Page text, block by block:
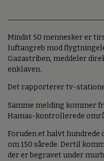
Mindst 50 mennesker er
luftangreb mod
Gazastriben, meddeler
enklaven.
Det rapporterer tv-
Samme melding kommer
Hamas-kontrollerede
Foruden et halvt
om 150 sårede. Dertil
der er begravet under